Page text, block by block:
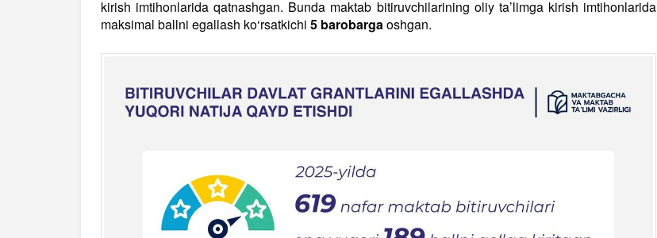
kirish imtihonlarida qatnashgan. Bunda maktab bitiruvchilarining oliy ta’limga kirish imtihonlarida
maksimal ballni egallash ko‘rsatkichi 5 barobargaoshgan.